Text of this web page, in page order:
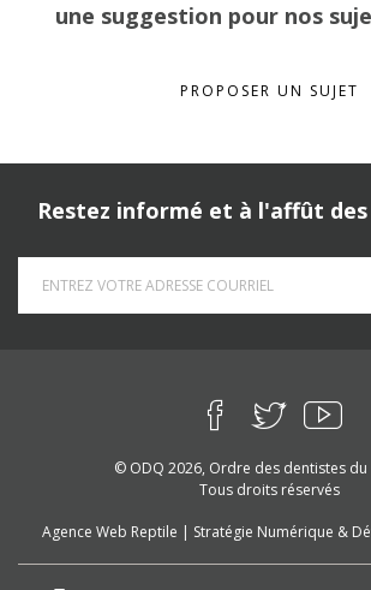
une suggestion pour nos
PROPOSER UN SUJET
Restez informé et à l'affût
© ODQ 2026, Ordre des dentistes du
Tous droits réservés
Agence Web Reptile | Stratégie Numérique &